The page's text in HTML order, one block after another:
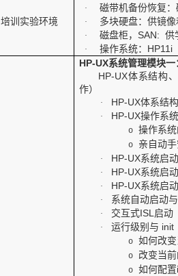
培训实验环境
· 磁带机备份恢复
· 多块硬盘：供镜
· 磁盘柜，SAN:供
· 操作系统： HP11i
HP-UX系统管理模块一
HP-UX体系结构、
作）
· HP-UX体系结
· HP-UX操作系
o 操作系
o 亲自动
· HP-UX系统启
· HP-UX系统启
· HP-UX系统启
· 系统自动启动
· 交互式ISL 启动
· 运行级别与 init
o 如何改
o 改变当
o 如何配置